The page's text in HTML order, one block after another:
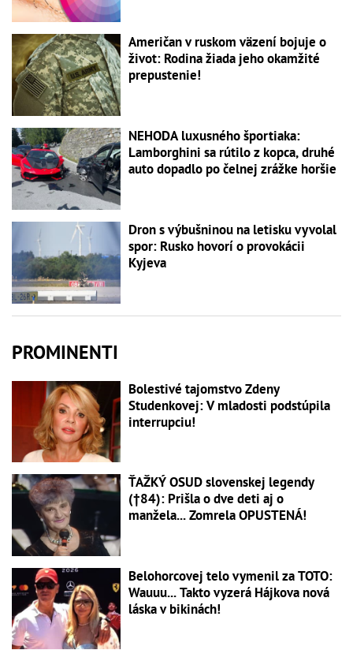
Američan v ruskom väzení bojuje o
život: Rodina žiada jeho okamžité
prepustenie!
NEHODA luxusného športiaka:
Lamborghini sa rútilo z kopca, druhé
auto dopadlo po čelnej zrážke horšie
Dron s výbušninou na letisku vyvolal
spor: Rusko hovorí o provokácii
Kyjeva
PROMINENTI
Bolestivé tajomstvo Zdeny
Studenkovej: V mladosti podstúpila
interrupciu!
ŤAŽKÝ OSUD slovenskej legendy
(†84): Prišla o dve deti aj o
manžela... Zomrela OPUSTENÁ!
Belohorcovej telo vymenil za TOTO:
Wauuu... Takto vyzerá Hájkova nová
láska v bikinách!